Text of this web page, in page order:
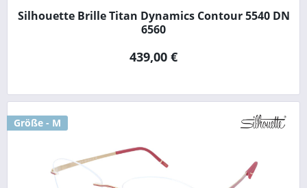
Silhouette Brille Titan Dynamics Contour 5540 DN
6560
439,00 €
Größe - M